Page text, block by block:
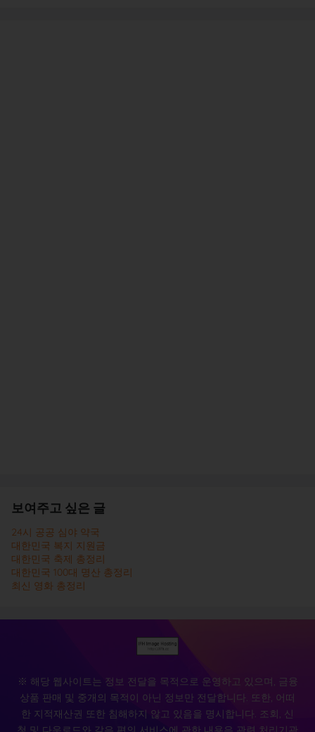
보여주고 싶은 글
24시 공공 심야 약국
대한민국 복지 지원금
대한민국 축제 총정리
대한민국 100대 명산 총정리
최신 영화 총정리
※ 해당 웹사이트는 정보 전달을 목적으로 운영하고 있으며, 금융
상품 판매 및 중개의 목적이 아닌 정보만 전달합니다. 또한, 어떠
한 지적재산권 또한 침해하지 않고 있음을 명시합니다. 조회, 신